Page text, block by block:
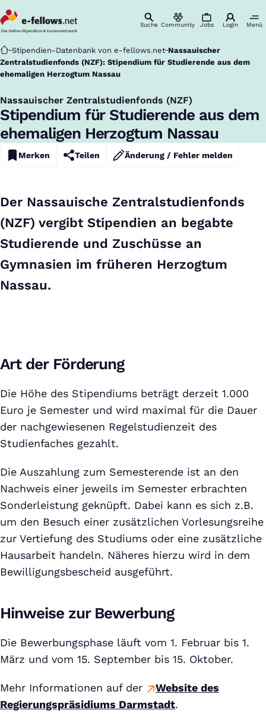
Suche Community Jobs Login Menü
Startseite
Stipendien-Datenbank von e-fellows.net Nassauischer
Zentralstudienfonds (NZF): Stipendium für Studierende aus dem
ehemaligen Herzogtum Nassau
Nassauischer Zentralstudienfonds (NZF)
:
Stipendium für Studierende aus dem
ehemaligen Herzogtum Nassau
Merken Teilen Änderung / Fehler melden
Der Nassauische Zentralstudienfonds
(NZF) vergibt Stipendien an begabte
Studierende und Zuschüsse an
Gymnasien im früheren Herzogtum
Nassau.
Art der Förderung
Die Höhe des Stipendiums beträgt derzeit 1.000
Euro je Semester und wird maximal für die Dauer
der nachgewiesenen Regelstudienzeit des
Studienfaches gezahlt.
Die Auszahlung zum Semesterende ist an den
Nachweis einer jeweils im Semester erbrachten
Sonderleistung geknüpft. Dabei kann es sich z.B.
um den Besuch einer zusätzlichen Vorlesungsreihe
zur Vertiefung des Studiums oder eine zusätzliche
Hausarbeit handeln. Näheres hierzu wird in dem
Bewilligungsbescheid ausgeführt.
Hinweise zur Bewerbung
Die Bewerbungsphase läuft vom 1. Februar bis 1.
März und vom 15. September bis 15. Oktober.
Mehr Informationen auf der
Website des
Regierungspräsidiums Darmstadt.